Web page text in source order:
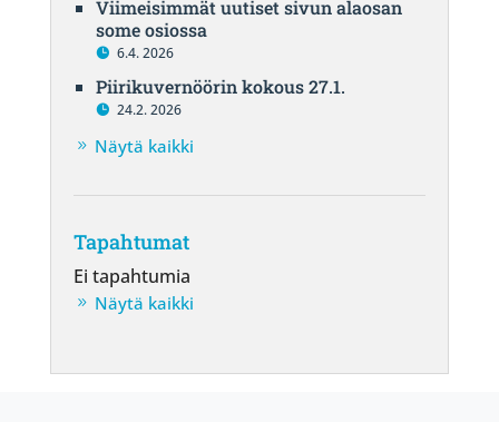
Viimeisimmät uutiset sivun alaosan
some osiossa
6.4. 2026
Piirikuvernöörin kokous 27.1.
24.2. 2026
Näytä kaikki
Tapahtumat
Ei tapahtumia
Näytä kaikki